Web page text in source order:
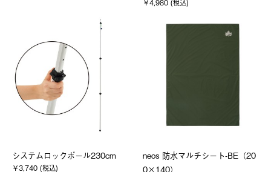
￥4,980 (税込)
システムロックポール230cm
￥3,740 (税込)
neos 防水マルチシート-BE（20
0×140）